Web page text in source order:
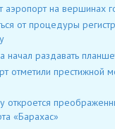
аэропорт на вершинах
от процедуры
начал раздавать
отметили престижной
«Барахас»